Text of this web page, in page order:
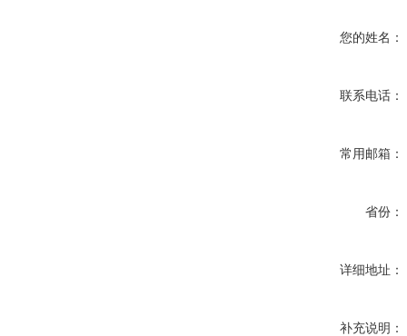
您的姓名：
联系电话：
常用邮箱：
省份：
详细地址：
补充说明：